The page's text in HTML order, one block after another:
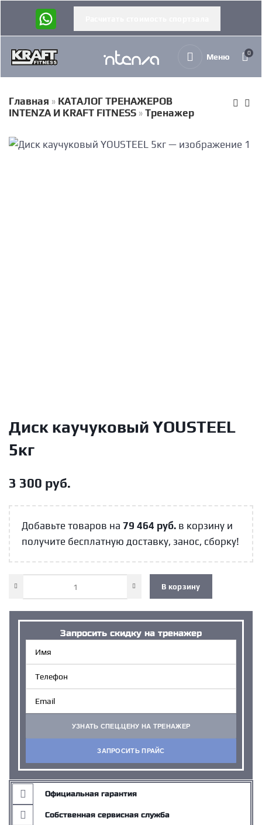
Меню 0
Главная » КАТАЛОГ ТРЕНАЖЕРОВ
INTENZA И KRAFT FITNESS » Тренажер
Диск каучуковый YOUSTEEL
5кг
3 300 руб.
Добавьте товаров на 79 464 руб. в корзину и
получите бесплатную доставку, занос, сборку!
В корзину
Запросить cкидку на тренажер
УЗНАТЬ СПЕЦ.ЦЕНУ НА ТРЕНАЖЕР
ЗАПРОСИТЬ ПРАЙС
Официальная гарантия
Собственная сервисная служба